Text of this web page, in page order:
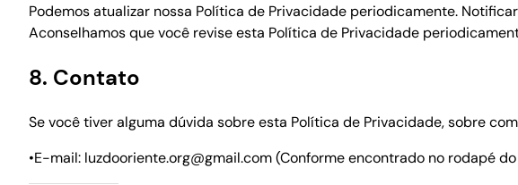
Podemos atualizar nossa Política de Privacidade periodicamente.
Aconselhamos que você revise esta Política de Privacidade
8. Contato
Se você tiver alguma dúvida sobre esta Política de Privacidade, sobre
•E-mail: luzdooriente.org@gmail.com (Conforme encontrado no rodapé